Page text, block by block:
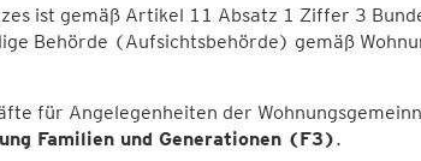
ist gemäß Artikel 11 Absatz 1 Ziffer 3
Behörde (Aufsichtsbehörde) gemäß
für Angelegenheiten der
Familien und Generationen (F3).